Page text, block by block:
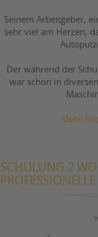
Seinem Arbeitgeber,
sehr viel am Herzen,
Der während der
war schon in
Mehr
SCHULUNG 2